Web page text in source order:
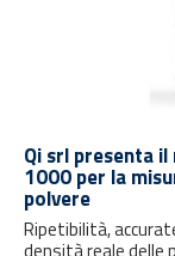
Qi srl presenta
1000 per la
polvere
Ripetibilità,